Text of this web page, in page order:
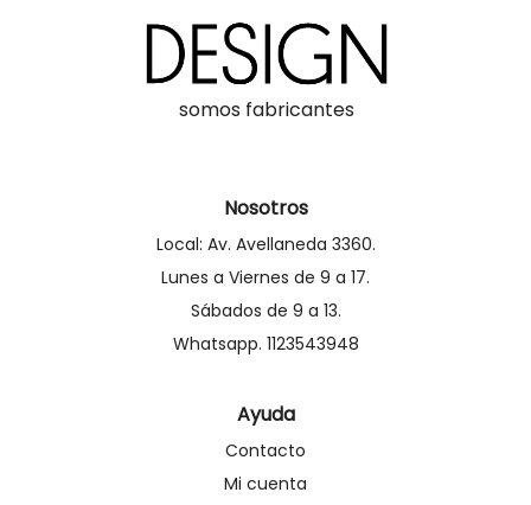
somos fabricantes
Nosotros
Local: Av. Avellaneda 3360.
Lunes a Viernes de 9 a 17.
Sábados de 9 a 13.
Whatsapp. 1123543948
Ayuda
Contacto
Mi cuenta